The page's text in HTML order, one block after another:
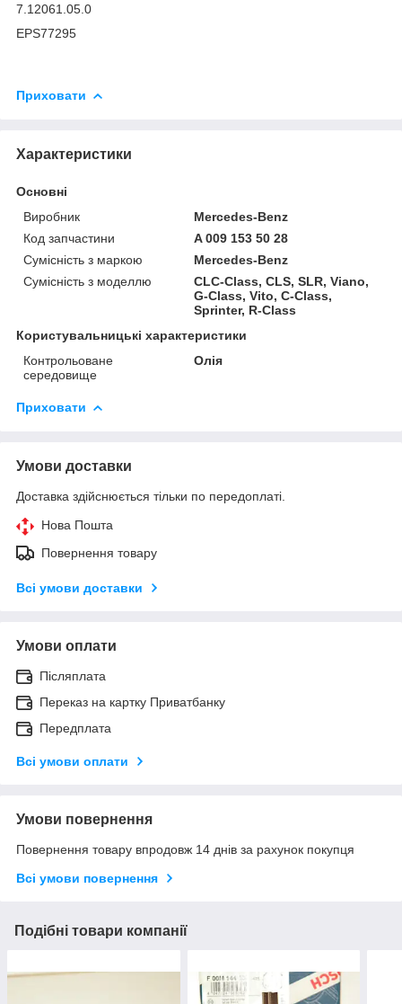
7.12061.05.0
EPS77295
Приховати
Характеристики
Основні
Виробник
Mercedes-Benz
Код запчастини
A 009 153 50 28
Сумісність з маркою
Mercedes-Benz
Сумісність з моделлю
CLC-Class, CLS, SLR, Viano,
G-Class, Vito, C-Class,
Sprinter, R-Class
Користувальницькі характеристики
Контрольоване
середовище
Олія
Приховати
Умови доставки
Доставка здійснюється тільки по передоплаті.
Нова Пошта
Повернення товару
Всі умови доставки
Умови оплати
Післяплата
Переказ на картку Приватбанку
Передплата
Всі умови оплати
Умови повернення
Повернення товару впродовж 14 днів за рахунок покупця
Всі умови повернення
Подібні товари компанії